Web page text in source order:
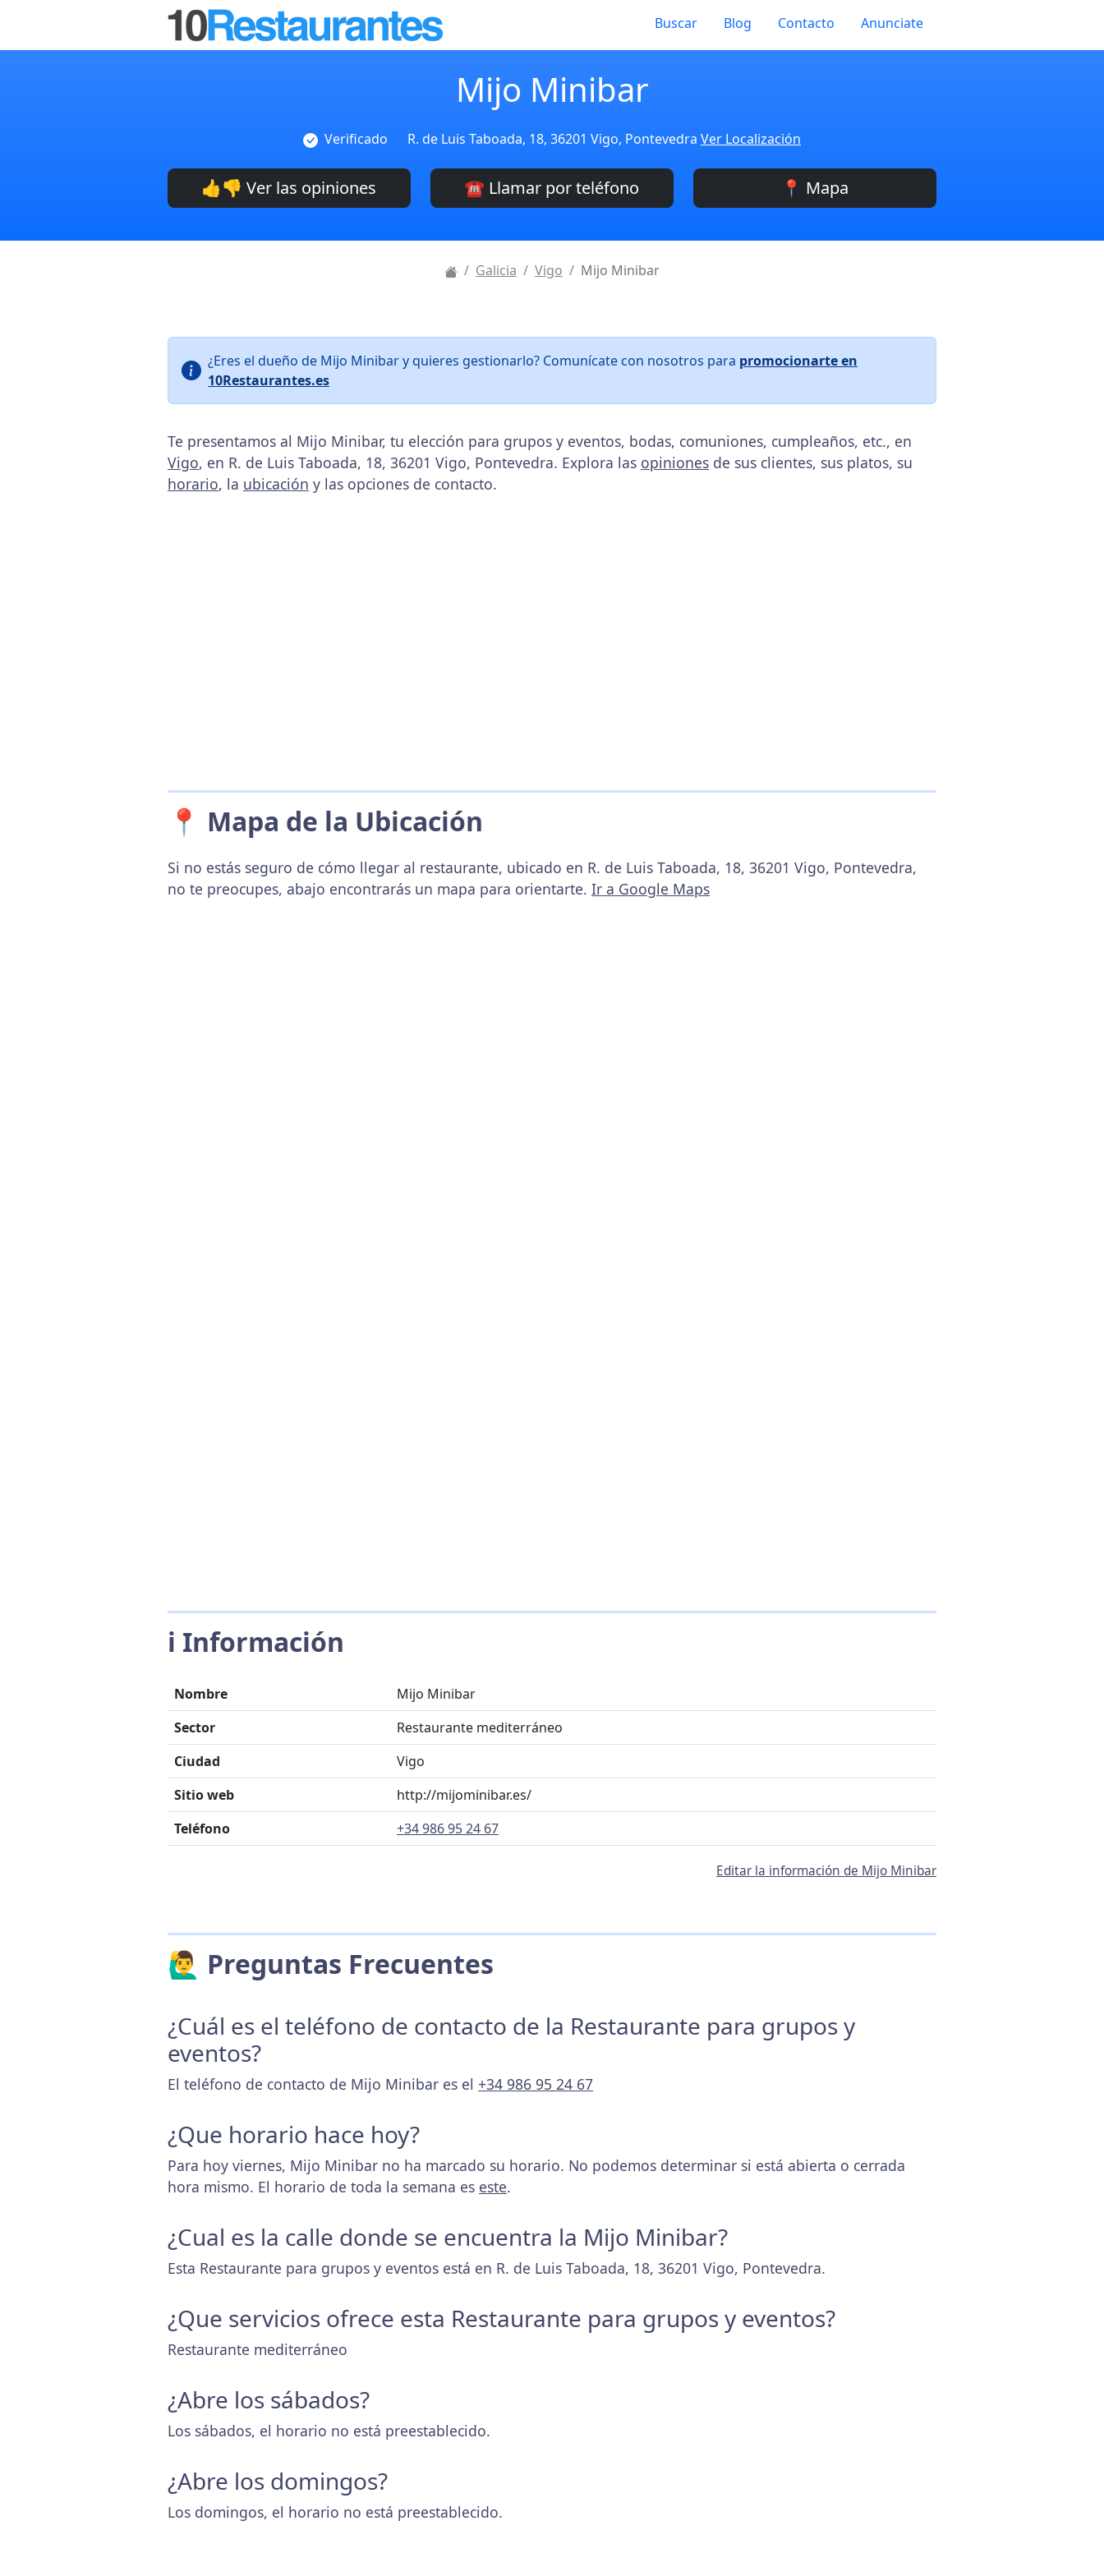
Buscar Blog Contacto Anunciate
Mijo Minibar
Verificado R. de Luis Taboada, 18, 36201 Vigo, Pontevedra Ver Localización
👍👎 Ver las opiniones ☎️ Llamar por teléfono 📍 Mapa
Galicia Vigo Mijo Minibar
¿Eres el dueño de Mijo Minibar y quieres gestionarlo? Comunícate con nosotros para promocionarte en
10Restaurantes.es
Te presentamos al Mijo Minibar, tu elección para grupos y eventos, bodas, comuniones, cumpleaños, etc., en
Vigo, en R. de Luis Taboada, 18, 36201 Vigo, Pontevedra. Explora las opiniones de sus clientes, sus platos, su
horario, la ubicación y las opciones de contacto.
📍 Mapa de la Ubicación
Si no estás seguro de cómo llegar al restaurante, ubicado en R. de Luis Taboada, 18, 36201 Vigo, Pontevedra,
no te preocupes, abajo encontrarás un mapa para orientarte. Ir a Google Maps
ℹ️ Información
Nombre
Mijo Minibar
Sector
Restaurante mediterráneo
Ciudad
Vigo
Sitio web
http://mijominibar.es/
Teléfono
+34 986 95 24 67
Editar la información de Mijo Minibar
🙋‍♂️ Preguntas Frecuentes
¿Cuál es el teléfono de contacto de la Restaurante para grupos y
eventos?
El teléfono de contacto de Mijo Minibar es el +34 986 95 24 67
¿Que horario hace hoy?
Para hoy viernes, Mijo Minibar no ha marcado su horario. No podemos determinar si está abierta o cerrada
hora mismo. El horario de toda la semana es este.
¿Cual es la calle donde se encuentra la Mijo Minibar?
Esta Restaurante para grupos y eventos está en R. de Luis Taboada, 18, 36201 Vigo, Pontevedra.
¿Que servicios ofrece esta Restaurante para grupos y eventos?
Restaurante mediterráneo
¿Abre los sábados?
Los sábados, el horario no está preestablecido.
¿Abre los domingos?
Los domingos, el horario no está preestablecido.